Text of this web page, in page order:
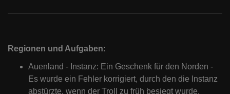
Regionen und Aufgaben:
Auenland - Instanz: Ein Geschenk für den Norden -
Es wurde ein Fehler korrigiert, durch den die Instanz
abstürzte, wenn der Troll zu früh besiegt wurde.